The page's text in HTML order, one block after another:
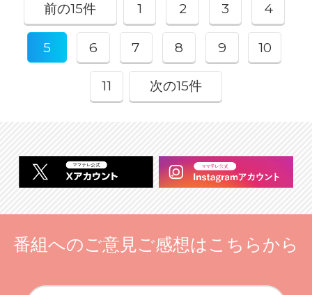
前の15件 1 2 3 4
5 6 7 8 9 10
11 次の15件
番組へのご意見ご感想はこちらから